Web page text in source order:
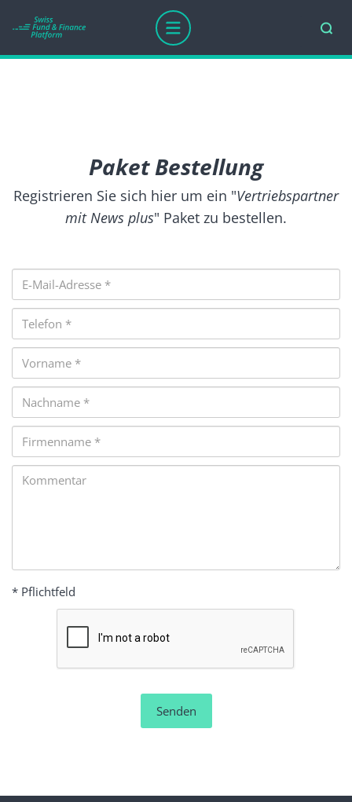
Paket Bestellung
Registrieren Sie sich hier um ein "Vertriebspartner
mit News plus" Paket zu bestellen.
E-
Mail-
Adresse
Telefon
Vorname
Nachname
Firmenname
* Pflichtfeld
Senden